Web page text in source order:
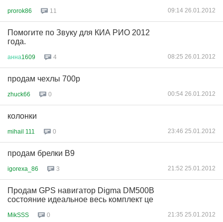
prorok86 11 09:14 26.01.2012
Помогите по Звуку для КИА РИО 2012
года.
анна1609 4 08:25 26.01.2012
продам чехлы 700р
zhuck66 0 00:54 26.01.2012
колонки
mihail 111 0 23:46 25.01.2012
продам брелки В9
igorexa_86 3 21:52 25.01.2012
Продам GPS навигатор Digma DM500B
состояние идеальное весь комплект це
MikSSS 0 21:35 25.01.2012